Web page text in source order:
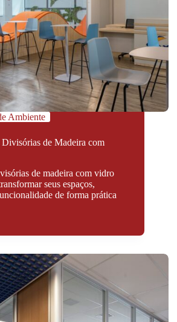
Ambiente
Divisórias de Madeira com
de madeira com vidro
seus espaços,
de forma prática